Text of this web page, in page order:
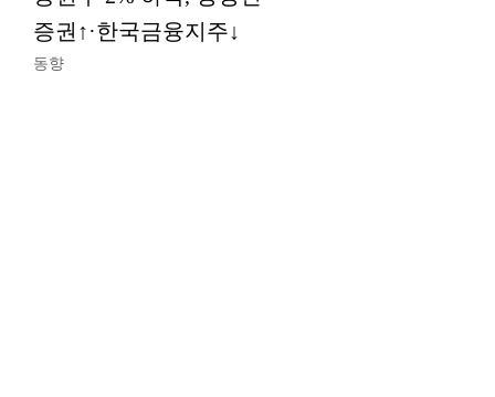
증권↑·한국금융지주↓
동향